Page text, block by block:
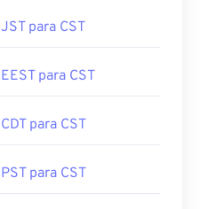
JST para CST
EEST para CST
CDT para CST
PST para CST